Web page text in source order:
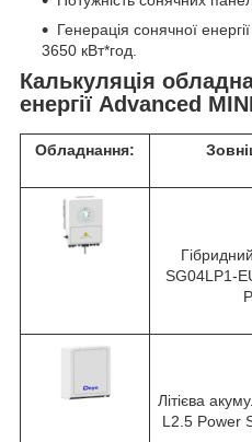
Генерація сонячної
3650 кВт*год.
Калькуляція
енергії Advanced
Обладнання:
SG04LP1-
Літієва
L2.5 Power